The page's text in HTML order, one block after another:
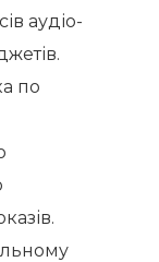
аудіо-
по